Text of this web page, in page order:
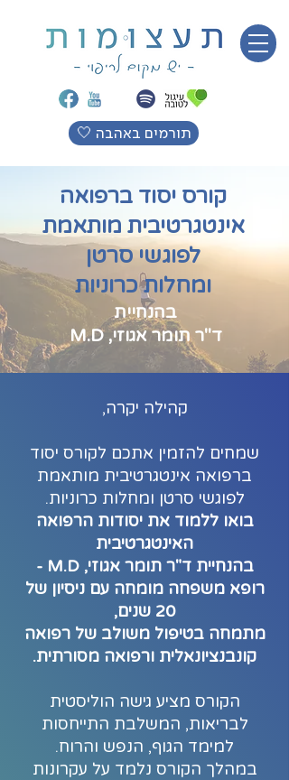
🤍 תורמים באהבה
קורס יסוד ברפואה
אינטגרטיבית מותאמת
לפוגשי סרטן
ומחלות כרוניות
בהנחיית
ד"ר תומר אגוזי, M.D
קהילה יקרה,
שמחים להזמין אתכם לקורס יסוד
ברפואה אינטגרטיבית מותאמת
לפוגשי סרטן ומחלות כרוניות.
בואו ללמוד את יסודות הרפואה
האינטגרטיבית
בהנחיית ד"ר תומר אגוזי, M.D -
רופא משפחה מומחה עם ניסיון של
20 שנים,
מתמחה בטיפול משולב של רפואה
קונבנציונאלית ורפואה מסורתית.
הקורס מציע גישה הוליסטית
לבריאות, המשלבת התייחסות
למימד הגוף, הנפש והרוח.
במהלך הקורס נלמד על עקרונות